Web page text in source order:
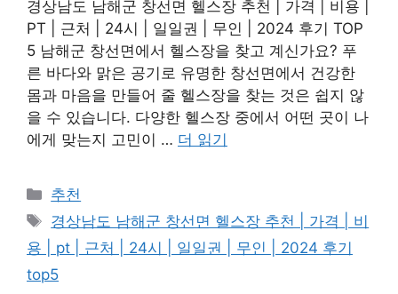
경상남도 남해군 창선면 헬스장 추천 | 가격 | 비용 |
PT | 근처 | 24시 | 일일권 | 무인 | 2024 후기 TOP
5 남해군 창선면에서 헬스장을 찾고 계신가요? 푸
른 바다와 맑은 공기로 유명한 창선면에서 건강한
몸과 마음을 만들어 줄 헬스장을 찾는 것은 쉽지 않
을 수 있습니다. 다양한 헬스장 중에서 어떤 곳이 나
에게 맞는지 고민이 … 더 읽기
카
테
리
추천
태
그
경상남도 남해군 창선면 헬스장 추천 | 가격 | 비
용 | pt | 근처 | 24시 | 일일권 | 무인 | 2024 후기
top5